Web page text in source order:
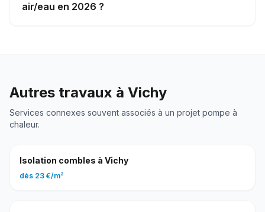
air/eau en 2026 ?
Autres travaux à Vichy
Services connexes souvent associés à un projet pompe à
chaleur.
Isolation combles à Vichy
dès 23 €/m²